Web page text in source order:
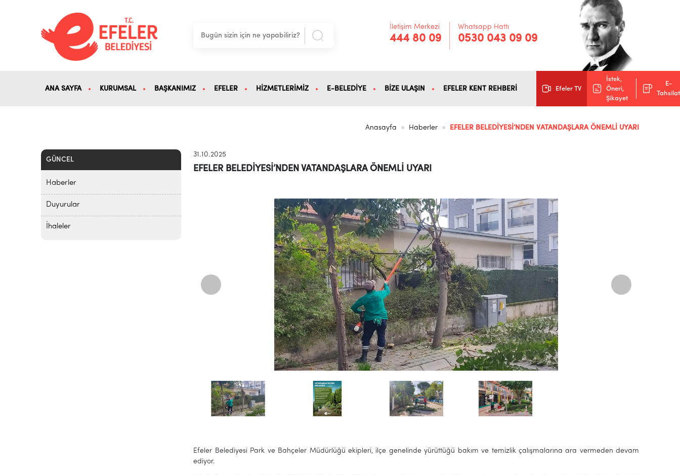
İletişim Merkezi
444 80 09
Whatsapp Hattı
0530 043 09 09
ANA SAYFA KURUMSAL BAŞKANIMIZ EFELER HİZMETLERİMİZ E-BELEDİYE BİZE ULAŞIN EFELER KENT REHBERİ Efeler TV
İstek,
Öneri,
Şikayet
E-
Tahsilat
Anasayfa Haberler EFELER BELEDİYESİ’NDEN VATANDAŞLARA ÖNEMLİ UYARI
GÜNCEL
Haberler
Duyurular
İhaleler
31.10.2025
EFELER BELEDİYESİ’NDEN VATANDAŞLARA ÖNEMLİ UYARI
Efeler Belediyesi Park ve Bahçeler Müdürlüğü ekipleri, ilçe genelinde yürüttüğü bakım ve temizlik çalışmalarına ara vermeden devam
ediyor.